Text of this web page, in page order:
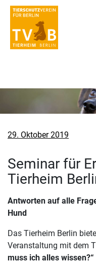
Veröffentlicht
29. Oktober 2019
Seminar für
Tierheim
Antworten auf alle
Hund
Das Tierheim Berlin
Veranstaltung mit dem
muss ich alles wissen?“